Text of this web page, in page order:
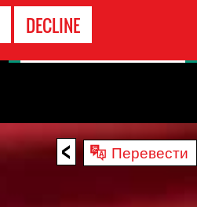
DECLINE
< Перевести
ГОРЯЧАЯ
ЛИНИЯ